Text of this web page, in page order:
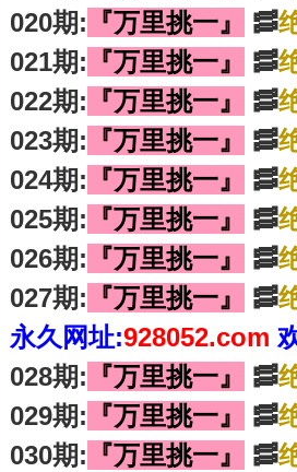
020期: 『万里挑一』 🥓
021期: 『万里挑一』 🥓
022期: 『万里挑一』 🥓
023期: 『万里挑一』 🥓
024期: 『万里挑一』 🥓
025期: 『万里挑一』 🥓
026期: 『万里挑一』 🥓
027期: 『万里挑一』 🥓
永久网址:928052.com
028期: 『万里挑一』 🥓
029期: 『万里挑一』 🥓
030期: 『万里挑一』 🥓